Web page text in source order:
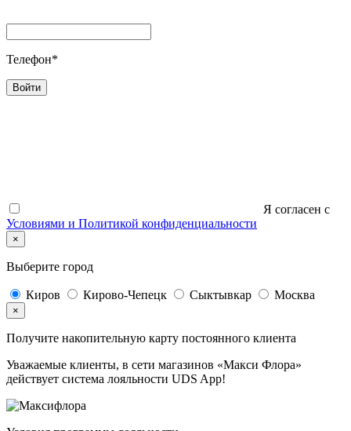
Телефон*
Войти
Я согласен c
Условиями и Политикой конфиденциальности
×
Выберите город
Киров Кирово-Чепецк Сыктывкар Москва
×
Получите накопительную карту постоянного клиента
Уважаемые клиенты, в сети магазинов «Макси Флора»
действует система лояльности UDS App!